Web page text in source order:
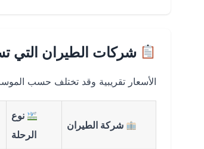
شركات الطيران التي
الأسعار تقريبية وقد تختلف حسب
شركة الطيران
نوع
الرحلة